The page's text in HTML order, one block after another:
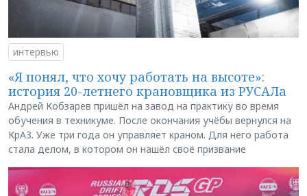
интервью
«Я понял, что хочу работать на высоте»:
история 20-летнего крановщика из РУСАЛа
Андрей Кобзарев пришёл на завод на практику во время
обучения в техникуме. После окончания учёбы вернулся на
КрАЗ. Уже три года он управляет краном. Для него работа
стала делом, в котором он нашёл своё призвание